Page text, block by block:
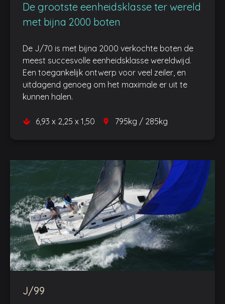
De grootste eenheidsklasse ter wereld
met bijna 2000 boten
De J/70 is met bijna 2000 verkochte boten de
meest succesvolle eenheidsklasse wereldwijd.
Een toegankelijk ontwerp voor veel zeiler, en
uitdagend genoeg om het maximale er uit te
kunnen halen.
space6,93 x 2,25 x 1,50 place 795kg / 285kg
J/99